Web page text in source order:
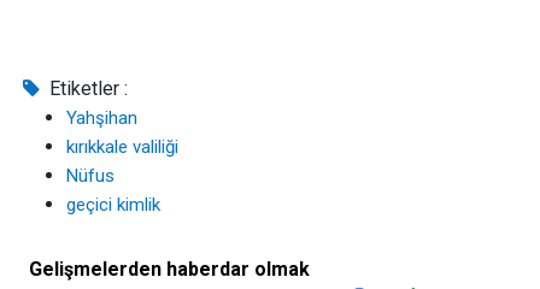
Etiketler :
Yahşihan
kırıkkale valiliği
Nüfus
geçici kimlik
Gelişmelerden haberdar olmak